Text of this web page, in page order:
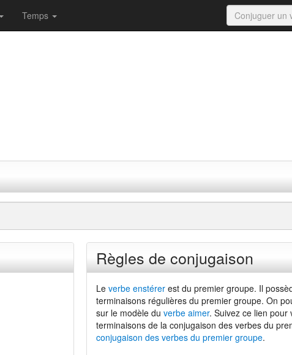
Temps
Règles de conjugaison
Le verbe enstérerest du premier groupe. Il
terminaisons régulières du premier groupe. On
sur le modèle du verbe aimer. Suivez ce lien pour
terminaisons de la conjugaison des verbes du
conjugaison des verbes du premier groupe.